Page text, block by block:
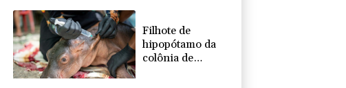
Filhote de
hipopótamo da
colônia de